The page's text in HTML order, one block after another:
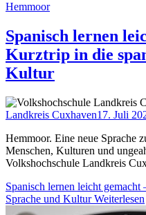
Hemmoor
Spanisch lernen
Kurztrip in die
Kultur
Landkreis Cuxhaven17. Juli
Hemmoor. Eine neue Sprache
Menschen, Kulturen und
Volkshochschule Landkreis
Spanisch lernen leicht
Sprache und KulturWeiterlesen